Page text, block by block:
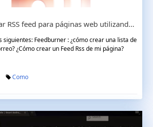
Cómo configurar RSS feed para páginas web utilizando Feedburner
siguientes: Feedburner : ¿cómo crear una lista de
¿Cómo crear un Feed Rss de mi página?
Como